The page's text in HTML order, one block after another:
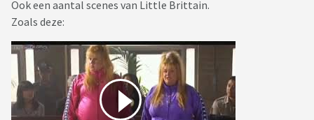
Ook een aantal scenes van Little Brittain.
Zoals deze: